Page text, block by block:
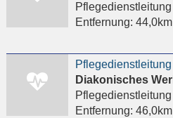
Pflegedienstleitung
Entfernung: 44,0km
Pflegedienstleitung
Entfernung: 46,0km